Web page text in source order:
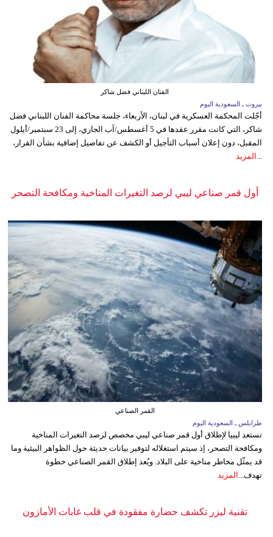
الفنان اللبناني فضل شاكر
بيروت ـ السعودية اليوم
أجّلت المحكمة العسكرية في لبنان، الأربعاء، جلسة محاكمة الفنان اللبناني فضل
شاكر، التي كانت مقرر عقدها في 5 أغسطس/آب الجاري، إلى 23 سبتمبر/أيلول
المقبل، دون إعلان أسباب التأجيل أو الكشف عن تفاصيل إضافية بشأن القرار،
المزيد
أول قمر صناعي ليبي لرصد التغيرات المناخية ومكافحة التصحر
القمر الصناعي
طرابلس ـ السعودية اليوم
تستعد ليبيا لإطلاق أول قمر صناعي ليبي مخصص لرصد التغيرات المناخية
ومكافحة التصحر، إذ سيتم استغلاله لتوفير بيانات حديثة حول الظواهر البيئية وما
قد يمثّل مخاطر مناخية على البلاد. ويُعد إطلاق القمر الصناعي خطوة
تهدف... المزيد
تقنية ليزر تكشف حضارة مفقودة في قلب غابات الأمازون